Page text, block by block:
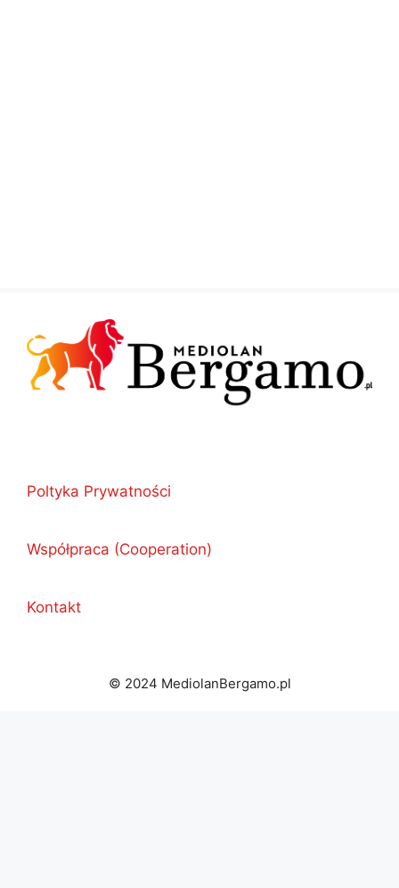
Poltyka Prywatności
Współpraca (Cooperation)
Kontakt
© 2024 MediolanBergamo.pl